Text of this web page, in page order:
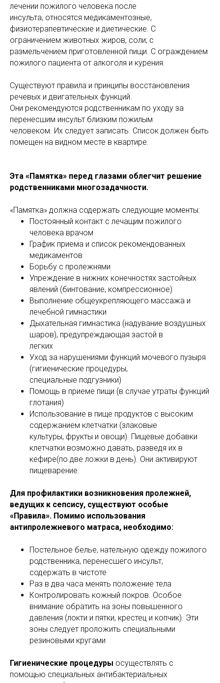
лечении пожилого человека после
инсульта, относятся медикаментозные,
физиотерапевтические и диетические. С
ограничением животных жиров, соли; с
размельчением приготовленной пищи. С ограждением
пожилого пациента от алкоголя и курения.
Существуют правила и принципы восстановления
речевых и двигательных функций.
Они рекомендуются родственникам по уходу за
перенесшим инсульт близким пожилым
человеком. Их следует записать. Список должен быть
помещен на видном месте в квартире.
Эта «Памятка» перед глазами облегчит решение
родственниками многозадачности.
«Памятка» должна содержать следующие моменты:
Постоянный контакт с лечащим пожилого
человека врачом
График приема и список рекомендованных
медикаментов
Борьбу с пролежнями
Упреждение в нижних конечностях застойных
явлений (бинтование, компрессионное)
Выполнение общеукрепляющего массажа и
лечебной гимнастики
Дыхательная гимнастика (надувание воздушных
шаров), предупреждающая застой в
легких
Уход за нарушениями функций мочевого пузыря
(гигиенические процедуры,
специальные подгузники)
Помощь в приеме пищи (в случае утраты функций
глотания)
Использование в пище продуктов с высоким
содержанием клетчатки (злаковые
культуры, фрукты и овощи). Пищевые добавки
клетчатки возможно давать, разведя их в
кефире(по две ложки в день). Они активируют
пищеварение.
Для профилактики возникновения пролежней,
ведущих к сепсису, существуют особые
«Правила». Помимо использования
антипролежневого матраса, необходимо:
Постельное белье, нательную одежду пожилого
родственника, перенесшего инсульт,
содержать в чистоте
Раз в два часа менять положение тела
Контролировать кожный покров. Особое
внимание обратить на зоны повышенного
давления (локти и пятки, крестец и копчик). Эти
зоны следует проложить специальными
резиновыми кругами
Гигиенические процедуры осуществлять с
помощью специальных антибактериальных